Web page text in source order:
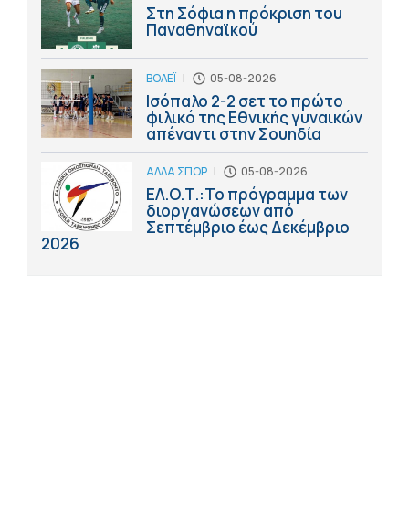
Στη Σόφια η πρόκριση του
Παναθηναϊκού
ΒΟΛΕΪ | 05-08-2026
Ισόπαλο 2-2 σετ το πρώτο
φιλικό της Εθνικής γυναικών
απέναντι στην Σουηδία
ΑΛΛΑ ΣΠΟΡ | 05-08-2026
ΕΛ.Ο.Τ.:Το πρόγραμμα των
διοργανώσεων από
Σεπτέμβριο έως Δεκέμβριο
2026